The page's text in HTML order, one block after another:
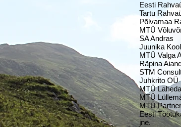
Eesti
Tartu
Põlvamaa
MTÜ
SA Andras
Juunika
MTÜ Valga
Räpina
STM
Juhkrito OÜ
MTÜ
MTÜ
MTÜ
Eesti
jne.